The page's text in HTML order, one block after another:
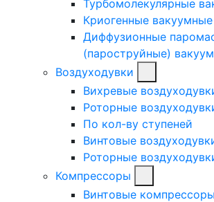
Турбомолекулярные
Криогенные
Диффузионные
(пароструйные)
Воздуходувки
Вихревые
Роторные
По кол-ву ступеней
Винтовые
Роторные
Компрессоры
Винтовые компрессоры